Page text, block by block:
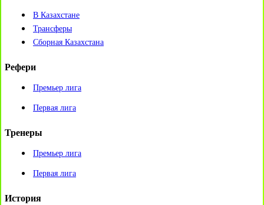
В Казахстане
Трансферы
Сборная Казахстана
Рефери
Премьер лига
Первая лига
Тренеры
Премьер лига
Первая лига
История